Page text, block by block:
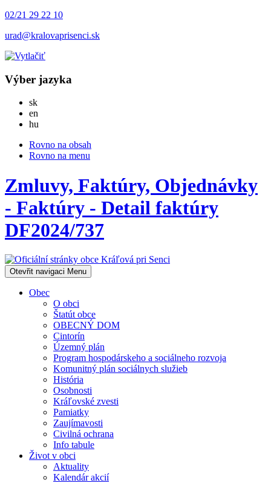
02/21 29 22 10
urad@kralovaprisenci.sk
Výber jazyka
skSlovensky
en
hu
Rovno na obsah
Rovno na menu
Zmluvy, Faktúry, Objednávky
- Faktúry - Detail faktúry
DF2024/737
Otevřit navigaci Menu
Obec
O obci
Štatút obce
OBECNÝ DOM
Cintorín
Územný plán
Program hospodárskeho a sociálneho rozvoja
Komunitný plán sociálnych služieb
História
Osobnosti
Kráľovské zvesti
Pamiatky
Zaujímavosti
Civilná ochrana
Info tabule
Život v obci
Aktuality
Kalendár akcií